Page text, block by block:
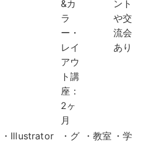
&カ
ラ
ー・
レイ
アウ
ト講
座：
2ヶ
月
ント
や交
流会
あり
・Illustrator
・グ
・教室 ・学